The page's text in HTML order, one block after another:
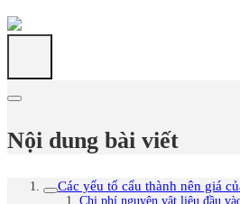
Nội dung bài viết
Các yếu tố cấu thành nên giá
Chi phí nguyên vật liệu đầu